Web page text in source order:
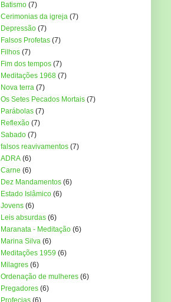
Batismo (7)
Cerimonias da igreja (7)
Depressão (7)
Falsos Profetas (7)
Filhos (7)
Fim dos tempos (7)
Meditações 1968 (7)
Nova terra (7)
Os Setes Pecados Mortais (7)
Parábolas (7)
Reflexão (7)
Sabado (7)
falsos reavivamentos (7)
ADRA (6)
Carne (6)
Dez Mandamentos (6)
Estado Islâmico (6)
Jovens (6)
Leis absurdas (6)
Maranata - Meditação (6)
Marina Silva (6)
Meditações 1959 (6)
Milagres (6)
Ordenação de mulheres (6)
Pregadores (6)